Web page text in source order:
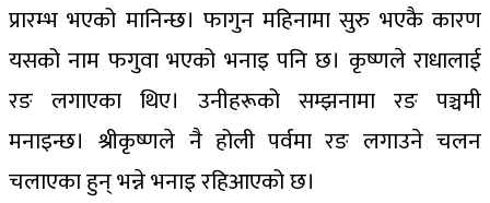
प्रारम्भ भएको मानिन्छ। फागुन महिनामा सुरु भएकै कारण
यसको नाम फगुवा भएको भनाइ पनि छ। कृष्णले राधालाई
रङ लगाएका थिए। उनीहरूको सम्झनामा रङ पञ्चमी
मनाइन्छ। श्रीकृष्णले नै होली पर्वमा रङ लगाउने चलन
चलाएका हुन् भन्ने भनाइ रहिआएको छ।